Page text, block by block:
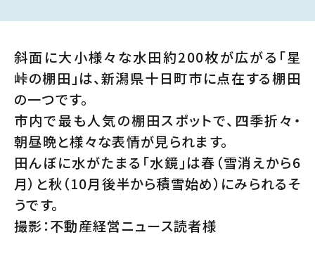
斜面に大小様々な水田約200枚が広がる「星
峠の棚田」は、新潟県十日町市に点在する棚田
の一つです。
市内で最も人気の棚田スポットで、四季折々・
朝昼晩と様々な表情が見られます。
田んぼに水がたまる「水鏡」は春（雪消えから6
月）と秋（10月後半から積雪始め）にみられるそ
うです。
撮影：不動産経営ニュース読者様